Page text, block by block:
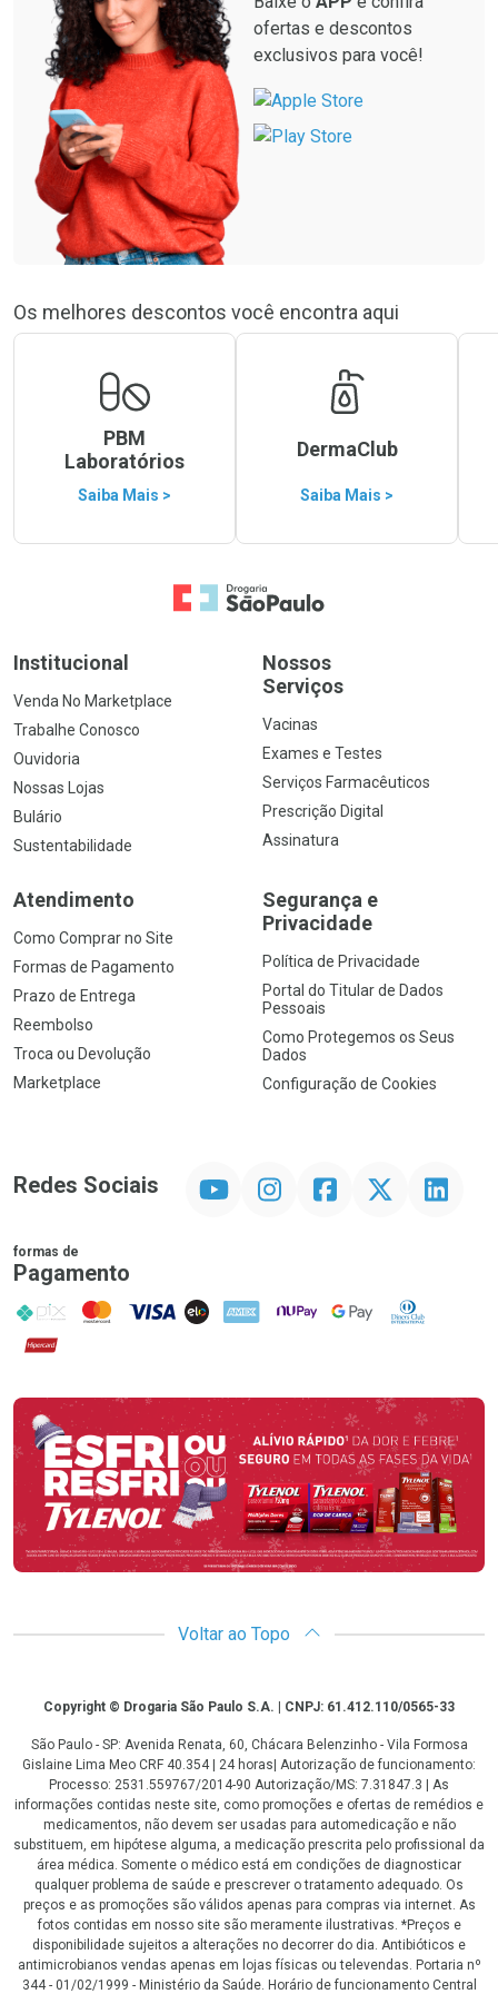
ofertas e descontos
exclusivos para você!
Os melhores descontos você encontra aqui
PBM
Laboratórios
Saiba Mais >
DermaClub
Saiba Mais >
Ir para a Home
Institucional
Venda No Marketplace
Trabalhe Conosco
Ouvidoria
Nossas Lojas
Bulário
Sustentabilidade
Nossos
Serviços
Vacinas
Exames e Testes
Serviços Farmacêuticos
Prescrição Digital
Assinatura
Atendimento
Como Comprar no Site
Formas de Pagamento
Prazo de Entrega
Reembolso
Troca ou Devolução
Marketplace
Segurança e
Privacidade
Política de Privacidade
Portal do Titular de Dados
Pessoais
Como Protegemos os Seus
Dados
Configuração de Cookies
Redes Sociais InstagramFacebookTwitter Linkedin
formas de
Pagamento
PIX MasterCard
VISA ELO AMEX NuPay Google PayDiners Club
Hipercard
Promoção em Destaque
Voltar ao Topo
CopyrightCopyright © Drogaria São Paulo S.A. | CNPJ: 61.412.110/0565-33
São Paulo - SP: Avenida Renata, 60, Chácara Belenzinho - Vila Formosa
Gislaine Lima Meo CRF 40.354 | 24 horas| Autorização de funcionamento:
Processo: 2531.559767/2014-90 Autorização/MS: 7.31847.3 | As
informações contidas neste site, como promoções e ofertas de remédios e
medicamentos, não devem ser usadas para automedicação e não
substituem, em hipótese alguma, a medicação prescrita pelo profissional da
área médica. Somente o médico está em condições de diagnosticar
qualquer problema de saúde e prescrever o tratamento adequado. Os
preços e as promoções são válidos apenas para compras via internet. As
fotos contidas em nosso site são meramente ilustrativas. *Preços e
disponibilidade sujeitos a alterações no decorrer do dia. Antibióticos e
antimicrobianos vendas apenas em lojas físicas ou televendas. Portaria nº
344 - 01/02/1999 - Ministério da Saúde. Horário de funcionamento Central